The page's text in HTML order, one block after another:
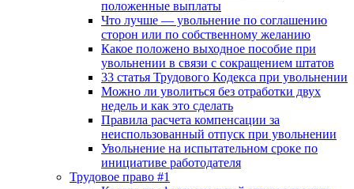
положенные выплаты
Что лучше — увольнение по соглашению
сторон или по собственному желанию
Какое положено выходное пособие при
увольнении в связи с сокращением штатов
33 cтатья Трудового Кодекса при увольнении
Можно ли уволиться без отработки двух
недель и как это сделать
Правила расчета компенсации за
неиспользованный отпуск при увольнении
Увольнение на испытательном сроке по
инициативе работодателя
Трудовое право #1